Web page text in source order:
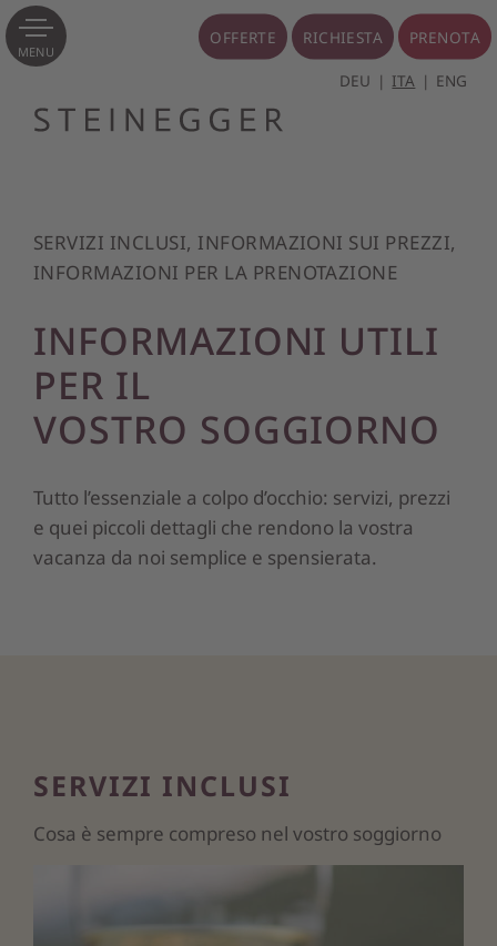
MENU
OFFERTE RICHIESTA PRENOTA
DEU ITA ENG
SERVIZI INCLUSI, INFORMAZIONI SUI PREZZI,
INFORMAZIONI PER LA PRENOTAZIONE
INFORMAZIONI UTILI
PER IL
VOSTRO SOGGIORNO
Tutto l’essenziale a colpo d’occhio: servizi, prezzi
e quei piccoli dettagli che rendono la vostra
vacanza da noi semplice e spensierata.
SERVIZI INCLUSI
Cosa è sempre compreso nel vostro soggiorno